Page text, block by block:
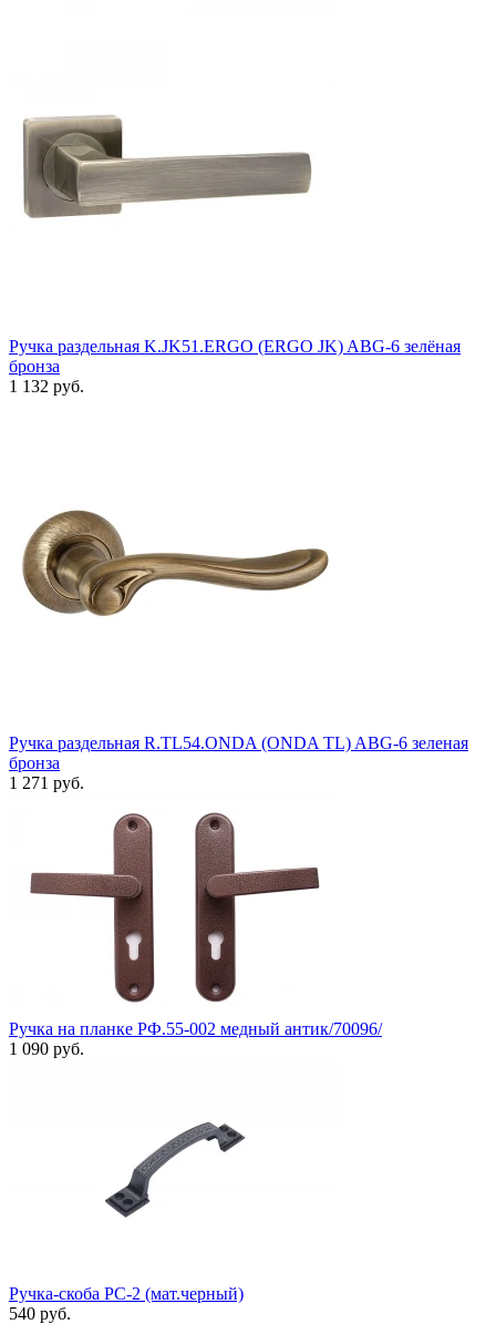
Ручка раздельная K.JK51.ERGO (ERGO JK) ABG-6 зелёная
бронза
1 132 руб.
Ручка раздельная R.TL54.ONDA (ONDA TL) ABG-6 зеленая
бронза
1 271 руб.
Ручка на планке РФ.55-002 медный антик/70096/
1 090 руб.
Ручка-скоба РС-2 (мат.черный)
540 руб.